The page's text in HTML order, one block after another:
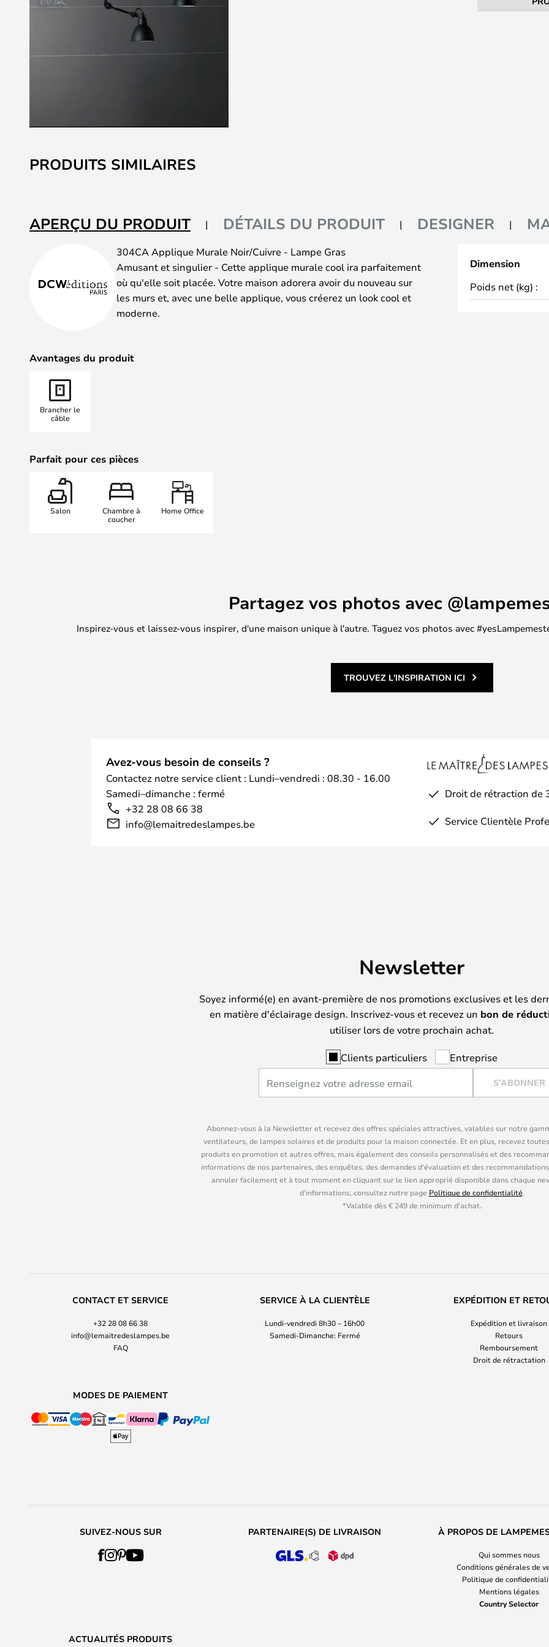
the
the
images
PRODUITS SIMILAIRES
APERÇU DU PRODUIT DÉTAILS DU PRODUIT DESIGNER
304CA Applique Murale Noir/Cuivre - Lampe Gras
Amusant et singulier - Cette applique murale cool ira parfaitement
où qu'elle soit placée. Votre maison adorera avoir du nouveau sur
les murs et, avec une belle applique, vous créerez un look cool et
moderne.
Avantages du produit
Brancher le
câble
Parfait pour ces pièces
Salon
Chambre à
coucher
Home Office
Dimension
Poids net (kg) :
Partagez vos photos avec
Inspirez-vous et laissez-vous inspirer, d'une maison unique à l'autre. Taguez vos photos avec
TROUVEZ L'INSPIRATION ICI
Avez-vous besoin de conseils ?
Contactez notre service client : Lundi–vendredi : 08.30 - 16.00
Samedi–dimanche : fermé
+32 28 08 66 38
info@lemaitredeslampes.be
Droit de rétraction de
Service Clientèle
Newsletter
Soyez informé(e) en avant-première de nos promotions exclusives et les
en matière d'éclairage design. Inscrivez-vous et recevez un bon de
utiliser lors de votre prochain achat.
Clients particuliers Entreprise
S'ABONNER
Abonnez-vous à la Newsletter et recevez des offres spéciales attractives, valables sur notre
ventilateurs, de lampes solaires et de produits pour la maison connectée. Et en plus, recevez
produits en promotion et autres offres, mais également des conseils personnalisés et des
informations de nos partenaires, des enquêtes, des demandes d'évaluation et des
annuler facilement et à tout moment en cliquant sur le lien approprié disponible dans chaque
d'informations, consultez notre page Politique de confidentialité.
*Valable dès € 249 de minimum d'achat.
CONTACT ET SERVICE
+32 28 08 66 38
info@lemaitredeslampes.be
FAQ
SERVICE À LA CLIENTÈLE
Lundi-vendredi 8h30 – 16h00
Samedi-Dimanche: Fermé
EXPÉDITION ET
Expédition et livraison
Retours
Remboursement
Droit de rétractation
MODES DE PAIEMENT
SUIVEZ-NOUS SUR PARTENAIRE(S) DE LIVRAISON À PROPOS DE
Qui sommes nous
Conditions générales de
Politique de
Mentions légales
Country Selector
ACTUALITÉS PRODUITS